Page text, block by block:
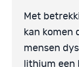
Met
kan komen
mensen
lithium een